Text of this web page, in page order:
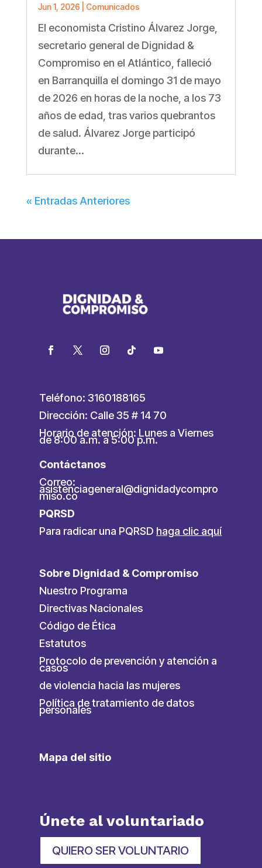
Jun 1, 2026 Comunicados
El economista Cristino Álvarez Jorge,
secretario general de Dignidad &
Compromiso en el Atlántico, falleció
en Barranquilla el domingo 31 de mayo
de 2026 en horas de la noche, a los 73
años de edad, tras varios quebrantos
de salud. Álvarez Jorge participó
durante...
« Entradas Anteriores
Teléfono: 3160188165
Dirección: Calle 35 # 14 70
Horario de atención: Lunes a Viernes
de 8:00 a.m. a 5:00 p.m.
Contáctanos
Correo:
asistenciageneral@dignidadycompro
miso.co
PQRSD
Para radicar una PQRSD haga clic aquí
Sobre Dignidad & Compromiso
Nuestro Programa
Directivas Nacionales
Código de Ética
Estatutos
Protocolo de prevención y atención a
casos
de violencia hacia las mujeres
Política de tratamiento de datos
personales
Mapa del sitio
Únete al voluntariado
QUIERO SER VOLUNTARIO